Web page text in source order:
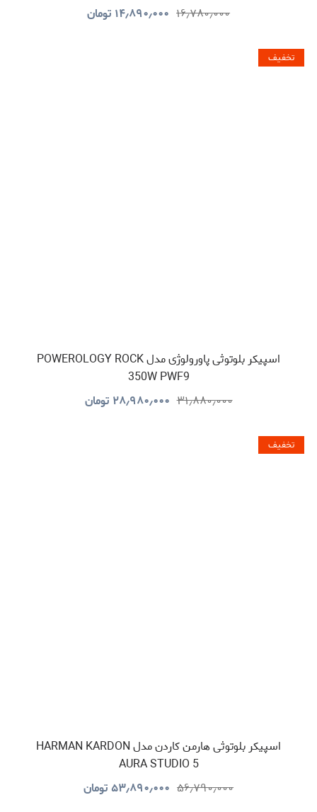
۱۶٫۷۸۰٫۰۰۰ ۱۴٫۸۹۰٫۰۰۰ تومان
تخفیف
اسپیکر بلوتوثی پاورولوژی مدل POWEROLOGY ROCK
350W PWF9
۳۱٫۸۸۰٫۰۰۰ ۲۸٫۹۸۰٫۰۰۰ تومان
تخفیف
اسپیکر بلوتوثی هارمن کاردن مدل HARMAN KARDON
AURA STUDIO 5
۵۶٫۷۹۰٫۰۰۰ ۵۳٫۸۹۰٫۰۰۰تومان